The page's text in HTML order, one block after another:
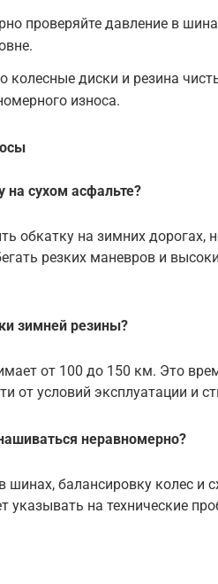
проверяйте давление в
колесные диски и резина
износа.
сухом асфальте?
обкатку на зимних дорогах,
резких маневров и
зимней резины?
от 100 до 150 км. Это
от условий эксплуатации и
неравномерно?
шинах, балансировку колес и
указывать на технические